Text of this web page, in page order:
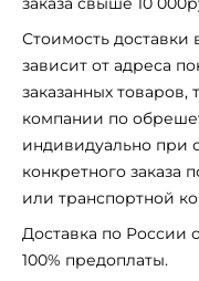
Стоимость доставки
зависит от адреса
заказанных
компании по
индивидуально при
конкретного заказа
или транспортной
Доставка по России
100% предоплаты.